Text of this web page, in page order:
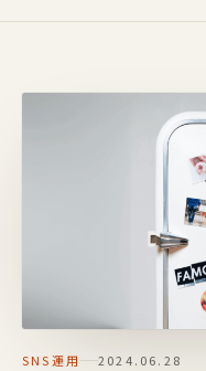
SNS運用 2024.06.28